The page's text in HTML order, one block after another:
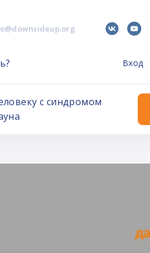
Вход
с синдромом